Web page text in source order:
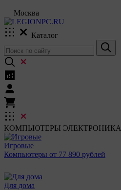
Москва
Каталог
КОМПЬЮТЕРЫ ЭЛЕКТРОНИКА
Игровые
Компьютеры от 77 890 рублей
Для дома